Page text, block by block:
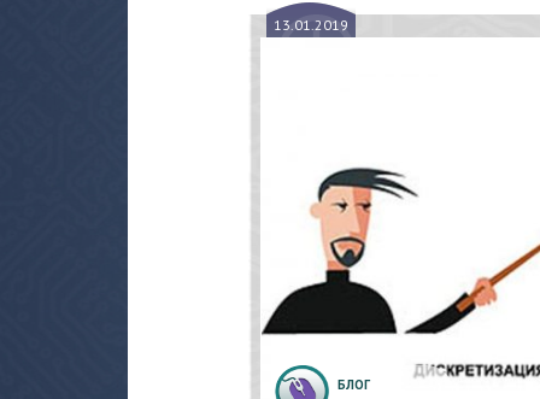
13.01.2019
БЛОГ